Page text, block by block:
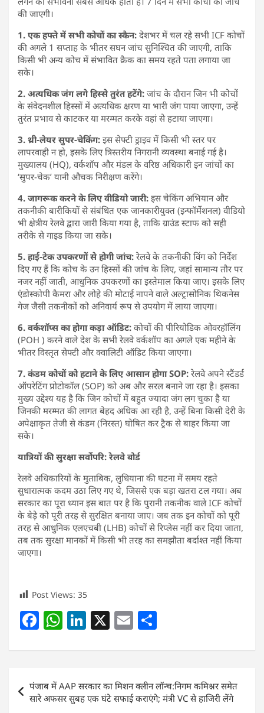
की जाएगी।
1. एक हफ्ते में सभी कोचों का स्कैन: देशभर में चल रहे सभी ICF कोचों
की अगले 1 सप्ताह के भीतर सघन जांच सुनिश्चित की जाएगी, ताकि
किसी भी अन्य कोच में संभावित क्रैक का समय रहते पता लगाया जा
सके।
2. अत्यधिक जंग लगे हिस्से तुरंत हटेंगे: जांच के दौरान जिन भी कोचों
के संवेदनशील हिस्सों में अत्यधिक क्षरण या भारी जंग पाया जाएगा, उन्हें
तुरंत प्रभाव से काटकर या मरम्मत करके वहां से हटाया जाएगा।
3. थ्री-लेयर सुपर-चेकिंग: इस सेफ्टी ड्राइव में किसी भी स्तर पर
लापरवाही न हो, इसके लिए त्रिस्तरीय निगरानी व्यवस्था बनाई गई है।
मुख्यालय (HQ), वर्कशॉप और मंडल के वरिष्ठ अधिकारी इन जांचों का
‘सुपर-चेक’ यानी औचक निरीक्षण करेंगे।
4. जागरूक करने के लिए वीडियो जारी: इस चेकिंग अभियान और
तकनीकी बारीकियों से संबंधित एक जानकारीयुक्त (इन्फॉर्मेशनल) वीडियो
भी क्षेत्रीय रेलवे द्वारा जारी किया गया है, ताकि ग्राउंड स्टाफ को सही
तरीके से गाइड किया जा सके।
5. हाई-टेक उपकरणों से होगी जांच: रेलवे के तकनीकी विंग को निर्देश
दिए गए हैं कि कोच के उन हिस्सों की जांच के लिए, जहां सामान्य तौर पर
नजर नहीं जाती, आधुनिक उपकरणों का इस्तेमाल किया जाए। इसके लिए
एंडोस्कोपी कैमरा और लोहे की मोटाई नापने वाले अल्ट्रासोनिक थिकनेस
गेज जैसी तकनीकों को अनिवार्य रूप से उपयोग में लाया जाएगा।
6. वर्कशॉप्स का होगा कड़ा ऑडिट: कोचों की पीरियोडिक ओवरहॉलिंग
(POH ) करने वाले देश के सभी रेलवे वर्कशॉप का अगले एक महीने के
भीतर विस्तृत सेफ्टी और क्वालिटी ऑडिट किया जाएगा।
7. कंडम कोचों को हटाने के लिए आसान होगा SOP: रेलवे अपने स्टैंडर्ड
ऑपरेटिंग प्रोटोकॉल (SOP) को अब और सरल बनाने जा रहा है। इसका
मुख्य उद्देश्य यह है कि जिन कोचों में बहुत ज्यादा जंग लग चुका है या
जिनकी मरम्मत की लागत बेहद अधिक आ रही है, उन्हें बिना किसी देरी के
अपेक्षाकृत तेजी से कंडम (निरस्त) घोषित कर ट्रैक से बाहर किया जा
सके।
यात्रियों की सुरक्षा सर्वोपरि: रेलवे बोर्ड
रेलवे अधिकारियों के मुताबिक, लुधियाना की घटना में समय रहते
सुधारात्मक कदम उठा लिए गए थे, जिससे एक बड़ा खतरा टल गया। अब
सरकार का पूरा ध्यान इस बात पर है कि पुरानी तकनीक वाले ICF कोचों
के बेड़े को पूरी तरह से सुरक्षित बनाया जाए। जब तक इन कोचों को पूरी
तरह से आधुनिक एलएचबी (LHB) कोचों से रिप्लेस नहीं कर दिया जाता,
तब तक सुरक्षा मानकों में किसी भी तरह का समझौता बर्दाश्त नहीं किया
जाएगा।
Post Views: 35
F
c
e
b
W
at
s
A
Li
k
e
dI
X E
ai
l
ar
e
Post
navigation
पंजाब में AAP सरकार का मिशन क्लीन लॉन्च:निगम कमिश्नर समेत
सारे अफसर सुबह एक घंटे सफाई कराएंगे; मंत्री VC से हाजिरी लेंगे